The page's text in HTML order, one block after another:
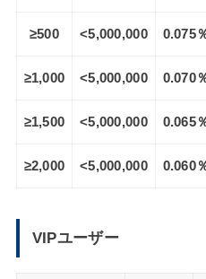
≥500 <5,000,000 0.075
≥1,000 <5,000,000 0.070
≥1,500 <5,000,000 0.065
≥2,000 <5,000,000 0.060
VIPユーザー